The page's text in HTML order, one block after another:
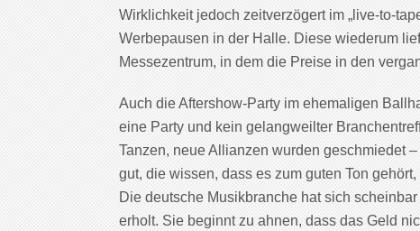
Wirklichkeit jedoch zeitverzögert im „live-to-
Werbepausen in der Halle. Diese wiederum
Messezentrum, in dem die Preise in den
Auch die Aftershow-Party im ehemaligen
eine Party und kein gelangweilter
Tanzen, neue Allianzen wurden geschmiedet
gut, die wissen, dass es zum guten Ton
Die deutsche Musikbranche hat sich
erholt. Sie beginnt zu ahnen, dass das Geld